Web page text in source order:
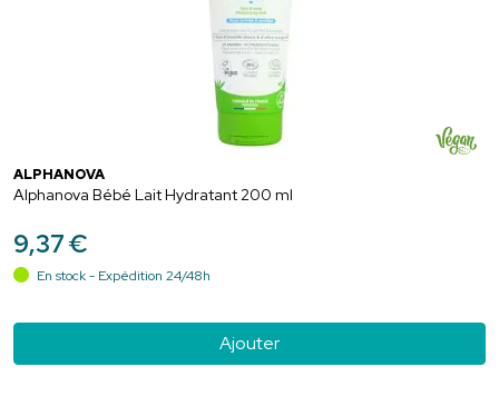
ALPHANOVA
Alphanova Bébé Lait Hydratant 200 ml
9,37€
En stock - Expédition 24/48h
Ajouter